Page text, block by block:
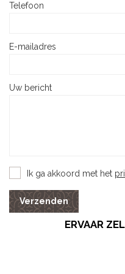
Telefoon
E-mailadres
Uw bericht
Ik ga akkoord met het
Verzenden
ERVAAR